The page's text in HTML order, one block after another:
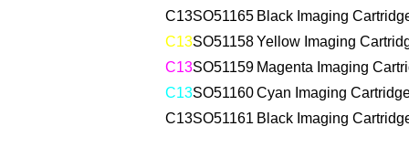
C13SO51165 Black Imaging
C13SO51158Yellow Imaging
C13SO51159 Magenta Imaging
C13SO51160Cyan Imaging
C13SO51161 Black Imaging